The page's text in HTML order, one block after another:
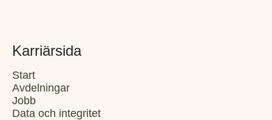
Karriärsida
Start
Avdelningar
Jobb
Data och integritet